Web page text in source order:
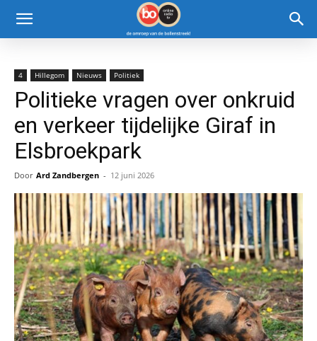
4 Hillegom Nieuws Politiek
Politieke vragen over onkruid
en verkeer tijdelijke Giraf in
Elsbroekpark
Door Ard Zandbergen - 12 juni 2026